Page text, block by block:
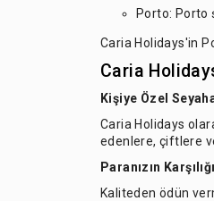
Porto: Porto
Caria Holidays'in
Caria
Kişiye Özel
Caria Holidays
edenlere, çiftlere
Paranızın Karşılığı
Kaliteden ödün